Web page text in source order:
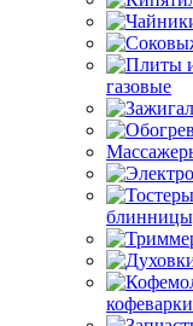
газовые
кофеварки